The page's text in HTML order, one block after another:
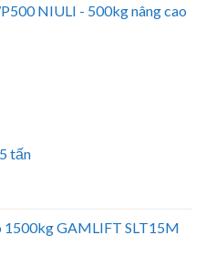
NIULI - 500kg nâng cao
tấn
1500kg GAMLIFT SLT15M